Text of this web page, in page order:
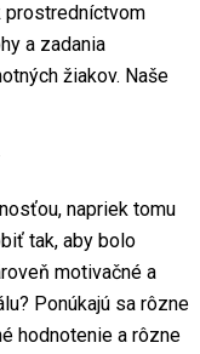
prostredníctvom
a zadania
žiakov. Naše
napriek tomu
tak, aby bolo
motivačné a
Ponúkajú sa rôzne
hodnotenie a rôzne